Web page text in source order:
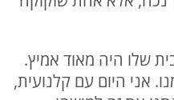
שלו היה מאוד אמיץ.
אני היום עם קלנועית,